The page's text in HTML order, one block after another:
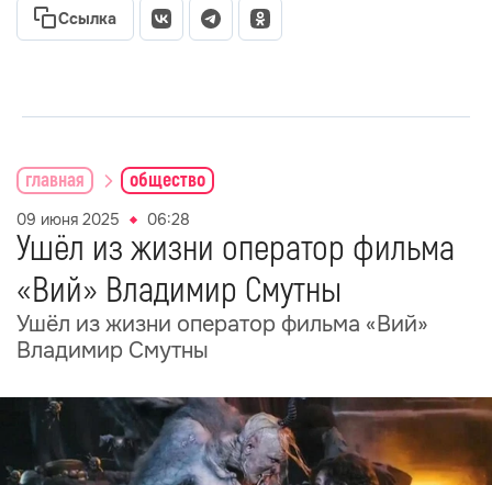
Ссылка
главная общество
09 июня 2025 06:28
Ушёл из жизни оператор фильма
«Вий» Владимир Смутны
Ушёл из жизни оператор фильма «Вий»
Владимир Смутны